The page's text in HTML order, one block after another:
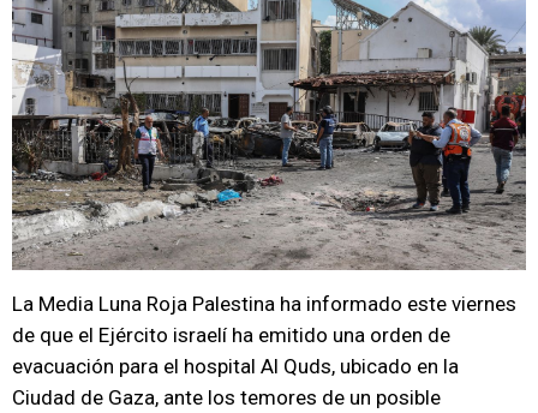
La Media Luna Roja Palestina ha informado este viernes
de que el Ejército israelí ha emitido una orden de
evacuación para el hospital Al Quds, ubicado en la
Ciudad de Gaza, ante los temores de un posible